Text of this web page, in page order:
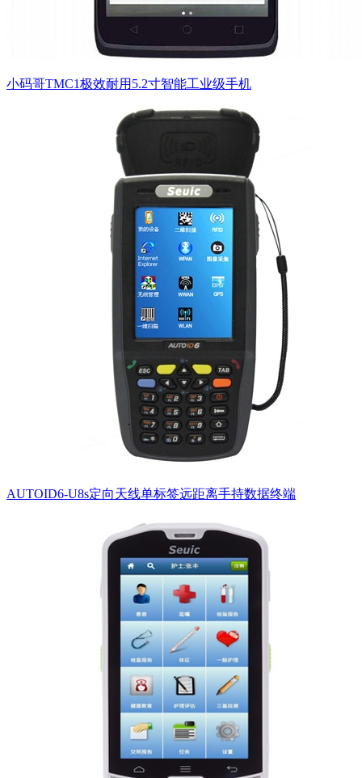
小码哥TMC1极效耐用5.2寸智能工业级手机
AUTOID6-U8s定向天线单标签远距离手持数据终端